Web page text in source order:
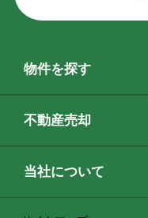
物件を探す
不動産売却
当社について